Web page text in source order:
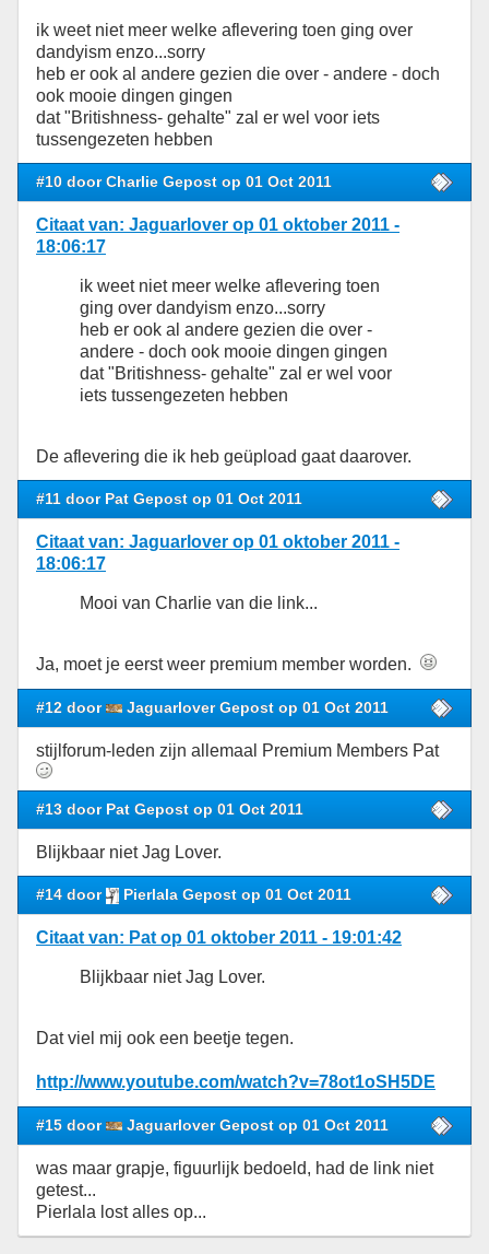
ik weet niet meer welke aflevering toen ging over
dandyism enzo...sorry
heb er ook al andere gezien die over - andere - doch
ook mooie dingen gingen
dat "Britishness- gehalte" zal er wel voor iets
tussengezeten hebben
#10 door Charlie Gepost op 01 Oct 2011
Citaat van: Jaguarlover op 01 oktober 2011 -
18:06:17
ik weet niet meer welke aflevering toen
ging over dandyism enzo...sorry
heb er ook al andere gezien die over -
andere - doch ook mooie dingen gingen
dat "Britishness- gehalte" zal er wel voor
iets tussengezeten hebben
De aflevering die ik heb geüpload gaat daarover.
#11 door Pat Gepost op 01 Oct 2011
Citaat van: Jaguarlover op 01 oktober 2011 -
18:06:17
Mooi van Charlie van die link...
Ja, moet je eerst weer premium member worden.
#12 door Jaguarlover Gepost op 01 Oct 2011
stijlforum-leden zijn allemaal Premium Members Pat
#13 door Pat Gepost op 01 Oct 2011
Blijkbaar niet Jag Lover.
#14 door Pierlala Gepost op 01 Oct 2011
Citaat van: Pat op 01 oktober 2011 - 19:01:42
Blijkbaar niet Jag Lover.
Dat viel mij ook een beetje tegen.
http://www.youtube.com/watch?v=78ot1oSH5DE
#15 door Jaguarlover Gepost op 01 Oct 2011
was maar grapje, figuurlijk bedoeld, had de link niet
getest...
Pierlala lost alles op...